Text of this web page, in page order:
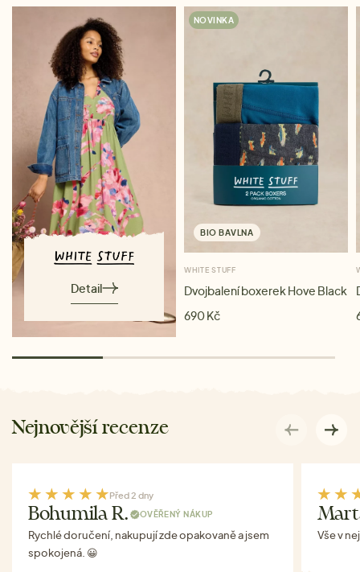
Detail
NOVINKA
BIO BAVLNA
WHITE STUFF
Dvojbalení boxerek Hove Black
690 Kč
Nejnovější recenze
Před 2 dny
Bohumila R. OVĚŘENÝ NÁKUP
Rychlé doručení, nakupují zde opakovaně a jsem
spokojená. 😀
Vše v